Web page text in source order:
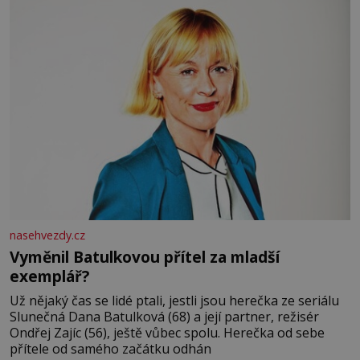
nasehvezdy.cz
Vyměnil Batulkovou přítel za mladší
exemplář?
Už nějaký čas se lidé ptali, jestli jsou herečka ze seriálu
Slunečná Dana Batulková (68) a její partner, režisér
Ondřej Zajíc (56), ještě vůbec spolu. Herečka od sebe
přítele od samého začátku odhán